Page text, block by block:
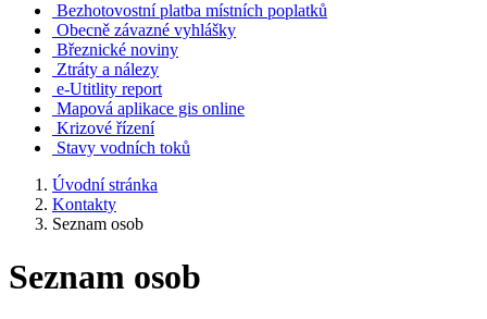
Bezhotovostní platba místních poplatků
Obecně závazné vyhlášky
Březnické noviny
Ztráty a nálezy
e-Utitlity report
Mapová aplikace gis online
Krizové řízení
Stavy vodních toků
Úvodní stránka
Kontakty
Seznam osob
Seznam osob